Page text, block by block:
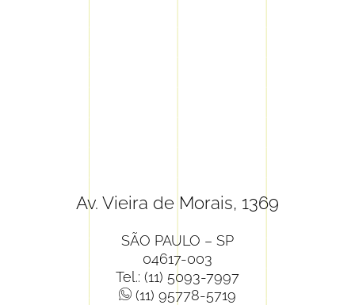
Av. Vieira de Morais, 1369
SÃO PAULO – SP
04617-003
Tel.: (11) 5093-7997
(11) 95778-5719